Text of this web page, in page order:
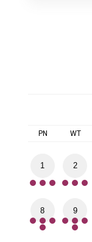
PN WT
1 2
8 9